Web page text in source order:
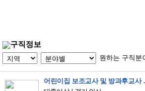
구직정보
원하는 구직분
어린이